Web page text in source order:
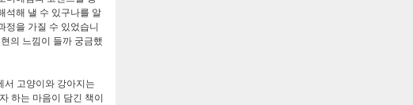
석해 낼 수 있구나를 알
정을 가질 수 있었습니
의 느낌이 들까 궁금했
서 고양이와 강아지는
하는 마음이 담긴 책이